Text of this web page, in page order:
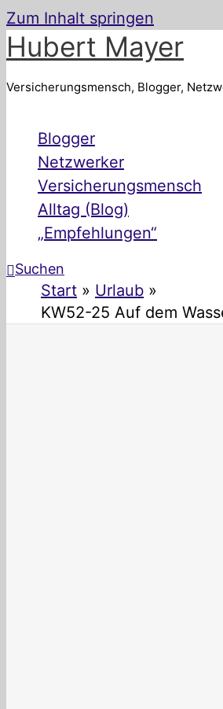
Zum Inhalt springen
Hubert Mayer
Versicherungsmensch, Blogger,
Blogger
Netzwerker
Versicherungsmensch
Alltag (Blog)
„Empfehlungen“
Suchen
Start
Urlaub
KW52-25 Auf dem